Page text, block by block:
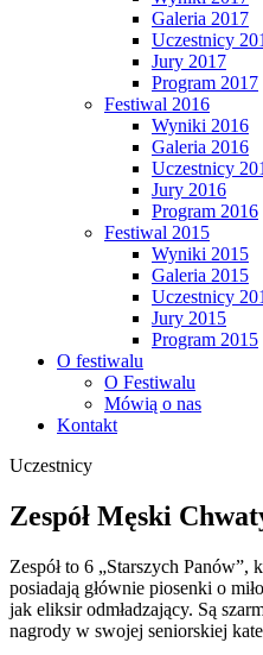
Galeria 2017
Uczestnicy
Jury 2017
Program 2017
Festiwal 2016
Wyniki 2016
Galeria 2016
Uczestnicy
Jury 2016
Program 2016
Festiwal 2015
Wyniki 2015
Galeria 2015
Uczestnicy
Jury 2015
Program 2015
O festiwalu
O Festiwalu
Mówią o nas
Kontakt
Uczestnicy
Zespół Męski
Zespół to 6 „Starszych
posiadają głównie piosenki o
jak eliksir odmładzający. Są
nagrody w swojej seniorskiej